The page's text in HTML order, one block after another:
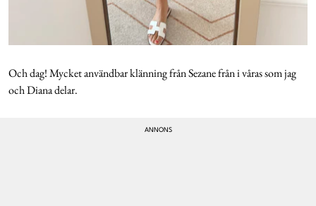
Och dag! Mycket användbar klänning från Sezane från i våras som jag
och Diana delar.